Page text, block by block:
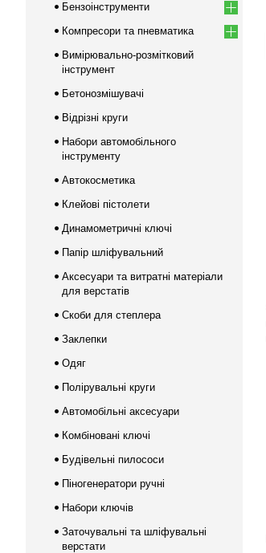
Бензоінструменти
Компресори та пневматика
Вимірювально-розмітковий
інструмент
Бетонозмішувачі
Відрізні круги
Набори автомобільного
інструменту
Автокосметика
Клейові пістолети
Динамометричні ключі
Папір шліфувальний
Аксесуари та витратні матеріали
для верстатів
Скоби для степлера
Заклепки
Одяг
Полірувальні круги
Автомобільні аксесуари
Комбіновані ключі
Будівельні пилососи
Піногенератори ручні
Набори ключів
Заточувальні та шліфувальні
верстати